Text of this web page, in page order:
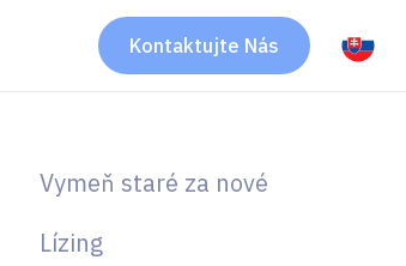
Kontaktujte Nás
Vymeň staré za nové
Lízing